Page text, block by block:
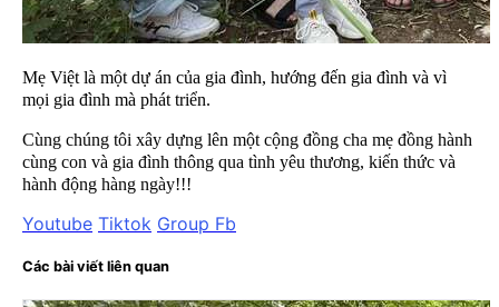
Mẹ Việt là một dự án của gia đình, hướng đến gia đình và vì
mọi gia đình mà phát triển.
Cùng chúng tôi xây dựng lên một cộng đồng cha mẹ đồng hành
cùng con và gia đình thông qua tình yêu thương, kiến thức và
hành động hàng ngày!!!
Youtube Tiktok Group Fb
Các bài viết liên quan